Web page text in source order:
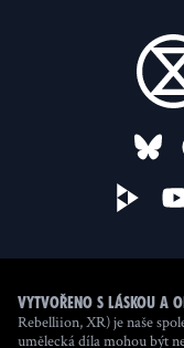
Vytvořeno s láskou a
Rebelliion, XR) je naše
umělecká díla mohou být